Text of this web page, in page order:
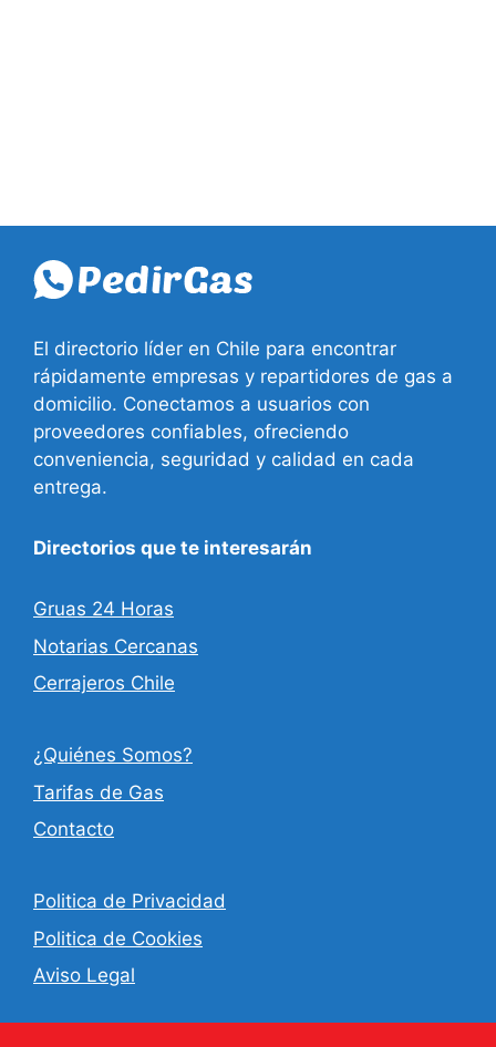
El directorio líder en Chile para encontrar
rápidamente empresas y repartidores de gas a
domicilio. Conectamos a usuarios con
proveedores confiables, ofreciendo
conveniencia, seguridad y calidad en cada
entrega.
Directorios que te interesarán
Gruas 24 Horas
Notarias Cercanas
Cerrajeros Chile
¿Quiénes Somos?
Tarifas de Gas
Contacto
Politica de Privacidad
Politica de Cookies
Aviso Legal